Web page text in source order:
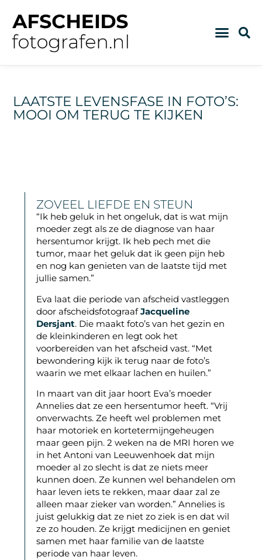
LAATSTE LEVENSFASE IN FOTO’S:
MOOI OM TERUG TE KIJKEN
ZOVEEL LIEFDE EN STEUN
“Ik heb geluk in het ongeluk, dat is wat mijn
moeder zegt als ze de diagnose van haar
hersentumor krijgt. Ik heb pech met die
tumor, maar het geluk dat ik geen pijn heb
en nog kan genieten van de laatste tijd met
jullie samen.”
Eva laat die periode van afscheid vastleggen
door afscheidsfotograafJacqueline
Dersjant. Die maakt foto’s van het gezin en
de kleinkinderen en legt ook het
voorbereiden van het afscheid vast. “Met
bewondering kijk ik terug naar de foto’s
waarin we met elkaar lachen en huilen.”
In maart van dit jaar hoort Eva’s moeder
Annelies dat ze een hersentumor heeft. “Vrij
onverwachts. Ze heeft wel problemen met
haar motoriek en kortetermijngeheugen
maar geen pijn. 2 weken na de MRI horen we
in het Antoni van Leeuwenhoek dat mijn
moeder al zo slecht is dat ze niets meer
kunnen doen. Ze kunnen wel behandelen om
haar leven iets te rekken, maar daar zal ze
alleen maar zieker van worden.” Annelies is
juist gelukkig dat ze niet zo ziek is en dat wil
ze zo houden. Ze krijgt medicijnen en geniet
samen met haar familie van de laatste
periode van haar leven.